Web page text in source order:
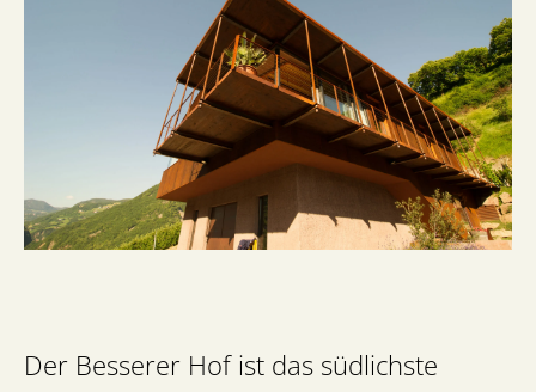
Der Besserer Hof ist das südlichste